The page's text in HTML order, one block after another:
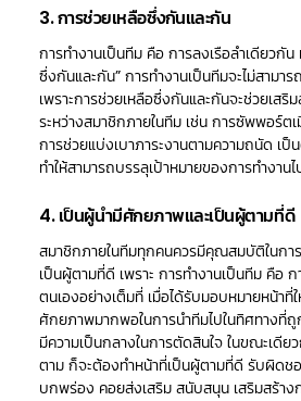
3. การช่วยเหลือซึ่งกันและกัน
การทำงานเป็นทีม คือ การลงเรือลำเดียวกั
ซึ่งกันและกัน” การทำงานเป็นทีมจะไม่สามาร
เพราะการช่วยเหลือซึ่งกันและกันจะช่วยเส
ระหว่างสมาชิกภายในทีม เช่น การซัพพอร์
การช่วยแบ่งเบาภาระงานตามความถนัด เป็
ทำให้สามารถบรรลุเป้าหมายของการทำงา
4. เป็นผู้นำมีศักยภาพและเป็นผู้ตามที่ดี
สมาชิกภายในทีมทุกคนควรมีคุณสมบัติในกา
เป็นผู้ตามที่ดี เพราะ การทำงานเป็นทีม คือ
ตนเองอย่างเต็มที่ เมื่อได้รับมอบหมายหน้าที่
ศักยภาพมากพอในการนำทีมไปในทิศทางที่ถู
มีความเป็นกลางในการตัดสินใจ ในขณะเดีย
ตาม ก็จะต้องทำหน้าที่เป็นผู้ตามที่ดี รับผิดช
บกพร่อง คอยส่งเสริม สนับสนุน เสริมสร้าง